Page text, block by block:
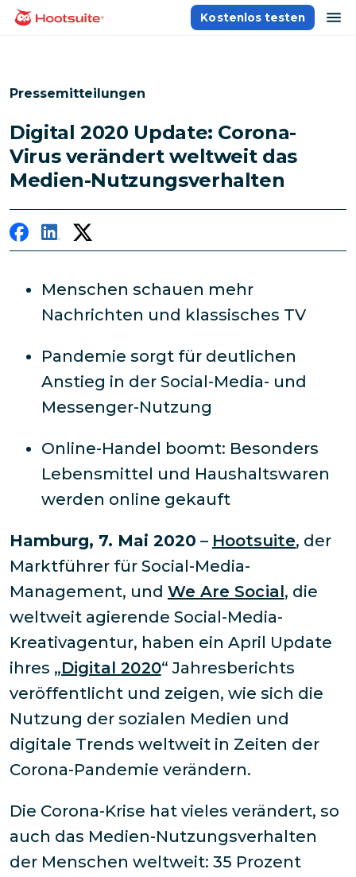
Direkt
zumHomepage
Kostenlos testen
Pressemitteilungen
Digital 2020 Update: Corona-
Virus verändert weltweit das
Medien-Nutzungsverhalten
Menschen schauen mehr
Nachrichten und klassisches TV
Pandemie sorgt für deutlichen
Anstieg in der Social-Media- und
Messenger-Nutzung
Online-Handel boomt: Besonders
Lebensmittel und Haushaltswaren
werden online gekauft
Hamburg, 7. Mai 2020 – Hootsuite, der
Marktführer für Social-Media-
Management, und We Are Social, die
weltweit agierende Social-Media-
Kreativagentur, haben ein April Update
ihres „Digital 2020“ Jahresberichts
veröffentlicht und zeigen, wie sich die
Nutzung der sozialen Medien und
digitale Trends weltweit in Zeiten der
Corona-Pandemie verändern.
Die Corona-Krise hat vieles verändert, so
auch das Medien-Nutzungsverhalten
der Menschen weltweit: 35 Prozent